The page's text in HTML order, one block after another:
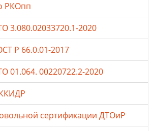
РКОпп
3.080.02033720.1-2020
Р 66.0.01-2017
01.064. 00220722.2-2020
сертификации ДТОиР